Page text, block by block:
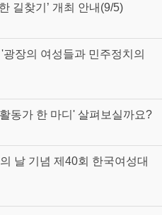
길찾기’ 개최 안내(9/5)
장의 여성들과 민주정치의
동가 한 마디' 살펴보실까요?
날 기념 제40회 한국여성대